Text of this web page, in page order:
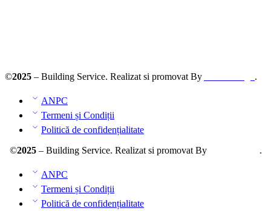
©2025 – Building Service. Realizat si promovat By .
ANPC
Termeni și Condiții
Politică de confidențialitate
©2025– Building Service. Realizat si promovat By .
ANPC
Termeni și Condiții
Politică de confidențialitate